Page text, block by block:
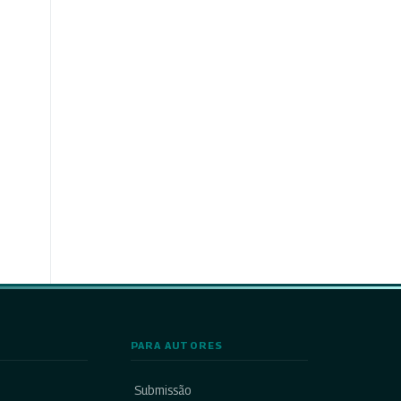
PARA AUTORES
Submissão